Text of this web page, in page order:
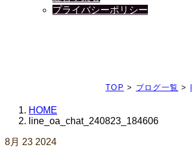
プライバシーポリシー
TOP > ブログ一覧 >
HOME
line_oa_chat_240823_184606
8月 23 2024